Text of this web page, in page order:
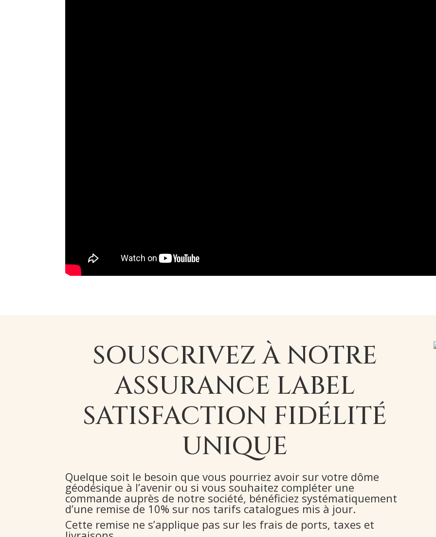
SOUSCRIVEZ À NOTRE
ASSURANCE LABEL
SATISFACTION FIDÉLITÉ
UNIQUE
Quelque soit le besoin que vous pourriez avoir sur votre dôme
géodésique à l’avenir ou si vous souhaitez compléter une
commande auprès de notre société, bénéficiez systématiquement
d’une remise de 10% sur nos tarifs catalogues mis à jour.
Cette remise ne s’applique pas sur les frais de ports, taxes et